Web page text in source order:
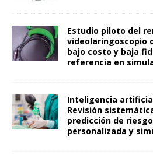
Estudio piloto del
videolaringoscopio
bajo costo y baja
referencia en
Inteligencia
Revisión
predicción de
personalizada y